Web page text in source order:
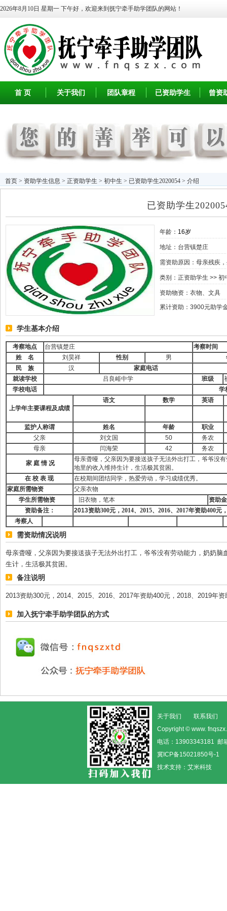
2026年8月10日 星期一 下午好，欢迎来到抚宁牵手助学团队的网站！
首 页 关于我们 团队章程 已资助学生 曾资
首页 > 资助学生信息 > 正资助学生 > 初中生 > 已资助学生2020054 > 介绍
已资助学生
年龄： 16岁
地址：台营镇楚庄
需资助原因：母亲残疾
类别： 正资助学生 >> 初
资助物资：衣物、文具
累计资助：3900元助学
学生基本介绍
考察地点 台营镇楚庄
考察时间
姓
名 刘昊祥 性别 男
民
族 汉
家庭电话
就读学校
吕良峪中学 班级
学校电话
学
上学年主要课程及成绩
语文 数学 英语
监护人称谓 姓名 年龄
职业
父亲
刘文国 50
务农
母亲
闫海荣 42 务农
家 庭 情 况
母亲聋哑，父亲因为要接送孩子无法外出打工，爷爷没
地里的收入维持生计，生活极其贫困。
在 校 表 现
在校期间团结同学，热爱劳动，学习成绩优秀。
家庭所需物资
父亲衣物
学生所需物资
旧衣物，笔本
资助
资助备注：
2013资助300元， 2014、 2015、 2016、 2017年资助400元
考察人
需资助情况说明
母亲聋哑，父亲因为要接送孩子无法外出打工，爷爷没有劳动能力，奶奶
生计，生活极其贫困。
备注说明
2013资助300元，2014、2015、2016、2017年资助400元，2018、2019年资
加入抚宁牵手助学团队的方式
关于我们
联系我们
Copyright © www.
电话：13903343181 邮
冀ICP备15021850号-1
技术支持： 艾米科技